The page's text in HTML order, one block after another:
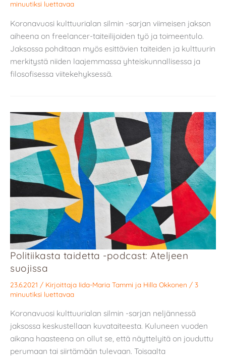
minuutiksi luettavaa
Koronavuosi kulttuurialan silmin -sarjan viimeisen jakson
aiheena on freelancer-taiteilijoiden työ ja toimeentulo.
Jaksossa pohditaan myös esittävien taiteiden ja kulttuurin
merkitystä niiden laajemmassa yhteiskunnallisessa ja
filosofisessa viitekehyksessä.
Politiikasta taidetta -podcast: Ateljeen
suojissa
23.6.2021 / Kirjoittaja Iida-Maria Tammi ja Hilla Okkonen / 3
minuutiksi luettavaa
Koronavuosi kulttuurialan silmin -sarjan neljännessä
jaksossa keskustellaan kuvataiteesta. Kuluneen vuoden
aikana haasteena on ollut se, että näyttelyitä on jouduttu
perumaan tai siirtämään tulevaan. Toisaalta